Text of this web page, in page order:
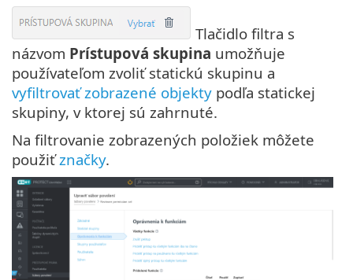
Tlačidlo filtra s
názvom Prístupová skupina umožňuje
používateľom zvoliť statickú skupinu a
vyfiltrovať zobrazené objekty podľa statickej
skupiny, v ktorej sú zahrnuté.
Na filtrovanie zobrazených položiek môžete
použiťznačky.